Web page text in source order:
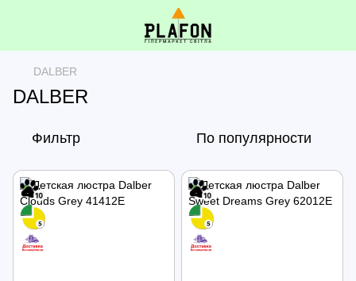
DALBER
DALBER
Фильтр По популярности